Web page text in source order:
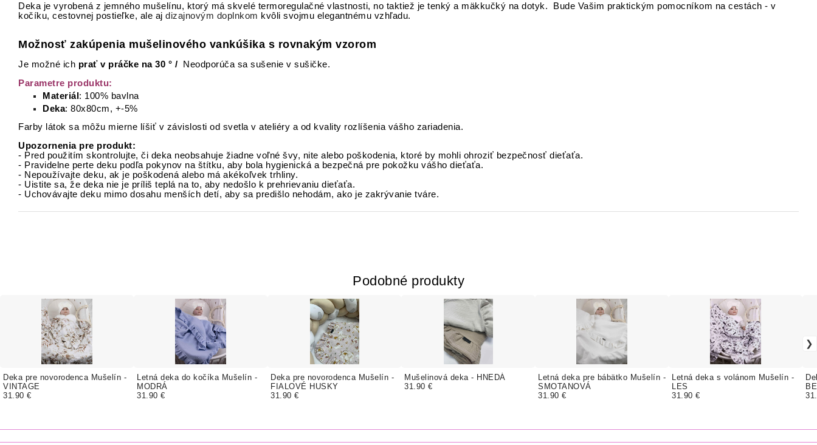
Deka je vyrobená z jemného mušelínu, ktorý má skvelé termoregulačné vlastnosti, no taktiež je tenký a mäkkučký na dotyk. Bude Vašim praktickým pomocníkom na cestách - v
kočíku, cestovnej postieľke, ale aj dizajnovým doplnkom kvôli svojmu elegantnému vzhľadu.
Možnosť zakúpenia mušelinového vankúšika s rovnakým vzorom
Je možné ich prať v práčke na 30 ° /
Neodporúča sa sušenie v sušičke.
Parametre produktu:
Materiál: 100% bavlna
Deka: 80x80cm, +-5%
Farby látok sa môžu mierne líšiť v závislosti od svetla v ateliéry a od kvality rozlíšenia vášho zariadenia.
Upozornenia pre produkt:
- Pred použitím skontrolujte, či deka neobsahuje žiadne voľné švy, nite alebo poškodenia, ktoré by mohli ohroziť bezpečnosť dieťaťa.
- Pravidelne perte deku podľa pokynov na štítku, aby bola hygienická a bezpečná pre pokožku vášho dieťaťa.
- Nepoužívajte deku, ak je poškodená alebo má akékoľvek trhliny.
- Uistite sa, že deka nie je príliš teplá na to, aby nedošlo k prehrievaniu dieťaťa.
- Uchovávajte deku mimo dosahu menších detí, aby sa predišlo nehodám, ako je zakrývanie tváre.
Podobné produkty
Deka pre novorodenca Mušelín -
VINTAGE
31.90 €
Letná deka do kočíka Mušelín -
MODRÁ
31.90 €
Deka pre novorodenca Mušelín -
FIALOVÉ HUSKY
31.90 €
Mušelinová deka - HNEDÁ
31.90 €
Letná deka pre bábätko Mušelín -
SMOTANOVÁ
31.90 €
Letná deka s volánom Mušelín -
LES
31.90 €